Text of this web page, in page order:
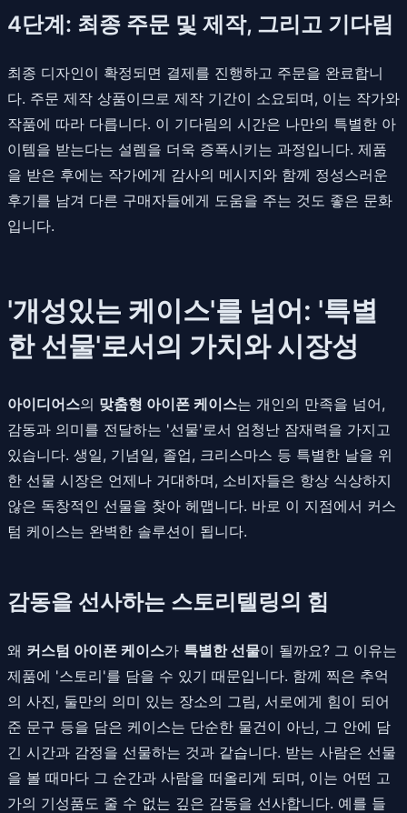
4단계: 최종 주문 및 제작, 그리고 기다림
최종 디자인이 확정되면 결제를 진행하고 주문을 완료합니
다. 주문 제작 상품이므로 제작 기간이 소요되며, 이는 작가와
작품에 따라 다릅니다. 이 기다림의 시간은 나만의 특별한 아
이템을 받는다는 설렘을 더욱 증폭시키는 과정입니다. 제품
을 받은 후에는 작가에게 감사의 메시지와 함께 정성스러운
후기를 남겨 다른 구매자들에게 도움을 주는 것도 좋은 문화
입니다.
'개성있는 케이스'를 넘어: '특별
한 선물'로서의 가치와 시장성
아이디어스의 맞춤형 아이폰 케이스는 개인의 만족을 넘어,
감동과 의미를 전달하는 '선물'로서 엄청난 잠재력을 가지고
있습니다. 생일, 기념일, 졸업, 크리스마스 등 특별한 날을 위
한 선물 시장은 언제나 거대하며, 소비자들은 항상 식상하지
않은 독창적인 선물을 찾아 헤맵니다. 바로 이 지점에서 커스
텀 케이스는 완벽한 솔루션이 됩니다.
감동을 선사하는 스토리텔링의 힘
왜 커스텀 아이폰 케이스가 특별한 선물이 될까요? 그 이유는
제품에 '스토리'를 담을 수 있기 때문입니다. 함께 찍은 추억
의 사진, 둘만의 의미 있는 장소의 그림, 서로에게 힘이 되어
준 문구 등을 담은 케이스는 단순한 물건이 아닌, 그 안에 담
긴 시간과 감정을 선물하는 것과 같습니다. 받는 사람은 선물
을 볼 때마다 그 순간과 사람을 떠올리게 되며, 이는 어떤 고
가의 기성품도 줄 수 없는 깊은 감동을 선사합니다. 예를 들